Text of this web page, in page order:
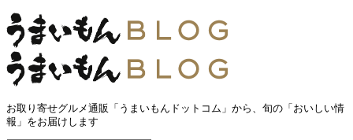
お取り寄せグルメ通販「うまいもんドットコム」から、旬の「おいしい情
報」をお届けします